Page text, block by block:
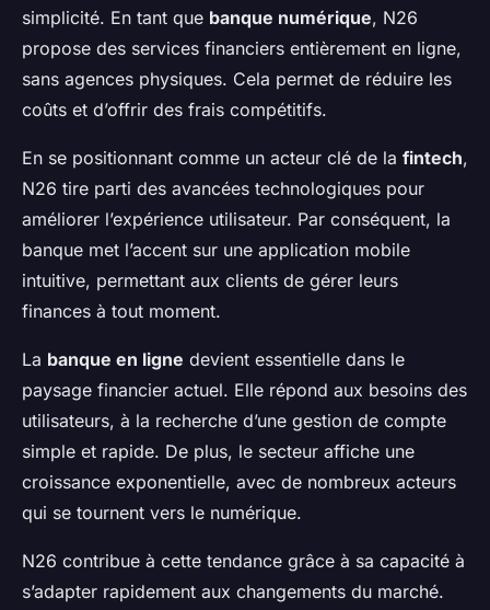
simplicité. En tant que banque numérique, N26
propose des services financiers entièrement en ligne,
sans agences physiques. Cela permet de réduire les
coûts et d’offrir des frais compétitifs.
En se positionnant comme un acteur clé de la fintech,
N26 tire parti des avancées technologiques pour
améliorer l’expérience utilisateur. Par conséquent, la
banque met l’accent sur une application mobile
intuitive, permettant aux clients de gérer leurs
finances à tout moment.
La banque en ligne devient essentielle dans le
paysage financier actuel. Elle répond aux besoins des
utilisateurs, à la recherche d’une gestion de compte
simple et rapide. De plus, le secteur affiche une
croissance exponentielle, avec de nombreux acteurs
qui se tournent vers le numérique.
N26 contribue à cette tendance grâce à sa capacité à
s’adapter rapidement aux changements du marché.